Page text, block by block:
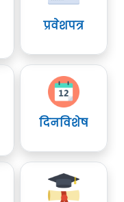
प्रवेशपत्र
दिनविशेष